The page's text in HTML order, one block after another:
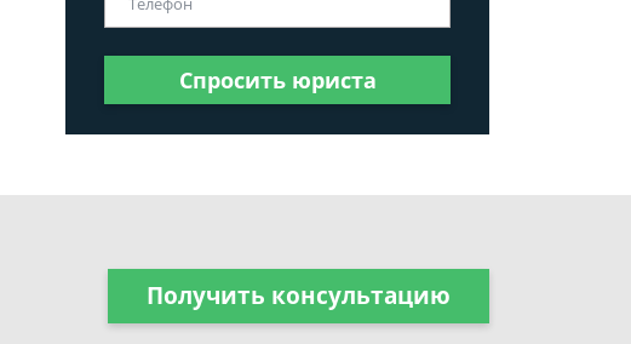
Спросить юриста
Получить консультацию